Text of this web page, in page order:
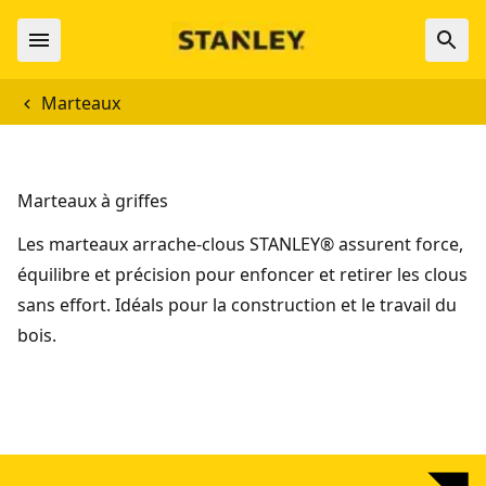
Marteaux
Marteaux à griffes
Les marteaux arrache-clous STANLEY® assurent force,
équilibre et précision pour enfoncer et retirer les clous
sans effort. Idéals pour la construction et le travail du
bois.
STANLEY® FATMAX® Marteau arrache-clou, courbé,